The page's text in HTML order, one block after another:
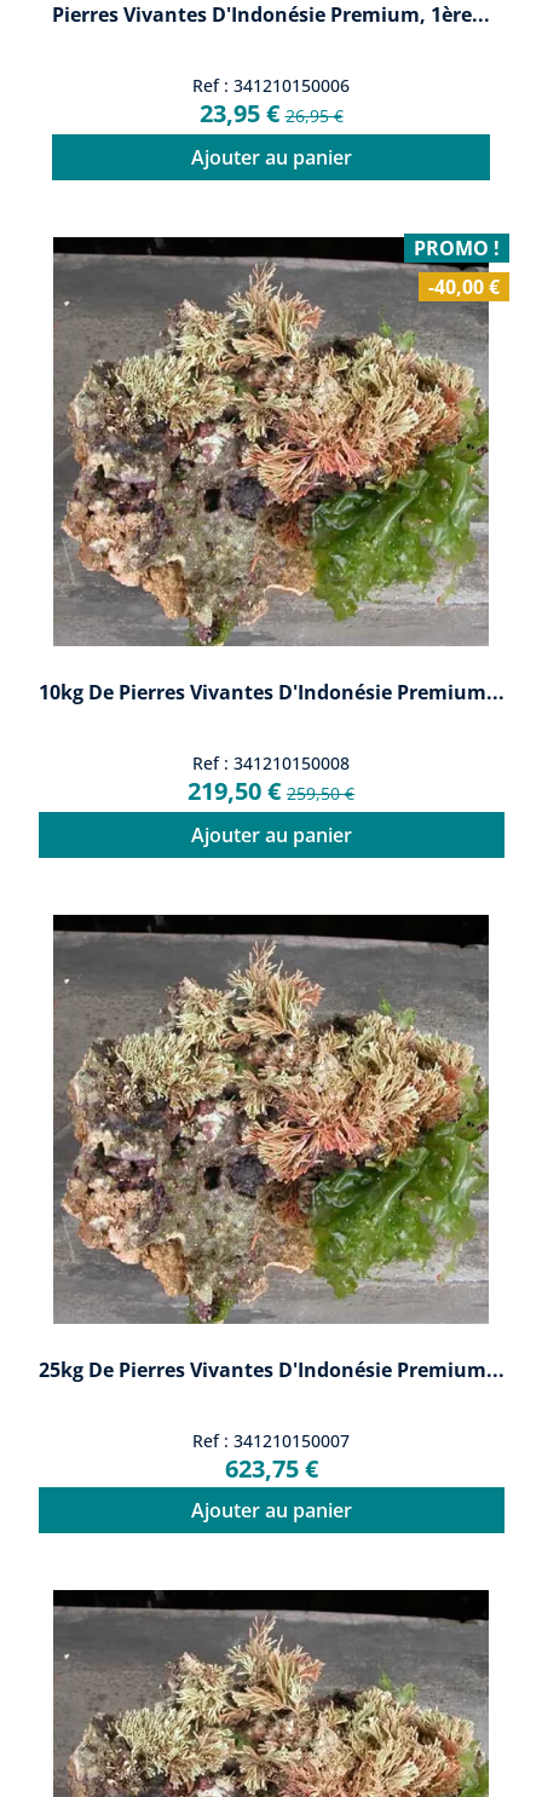
Pierres Vivantes D'Indonésie Premium, 1ère...
Ref : 341210150006
23,95 €26,95 €
Ajouter au panier
10kg De Pierres Vivantes D'Indonésie Premium...
Ref : 341210150008
219,50 € 259,50 €
Ajouter au panier
PROMO !
-40,00 €
25kg De Pierres Vivantes D'Indonésie Premium...
Ref : 341210150007
623,75 €
Ajouter au panier